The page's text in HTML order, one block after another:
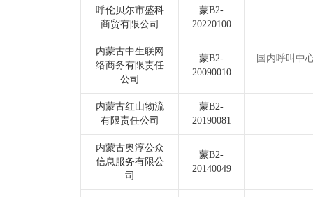
呼伦贝尔市盛科
商贸有限公司
蒙B2-
20220100
内蒙古中生联网
络商务有限责任
公司
蒙B2-
20090010
国内呼叫中
内蒙古红山物流
有限责任公司
蒙B2-
20190081
内蒙古奥淳公众
信息服务有限公
司
蒙B2-
20140049